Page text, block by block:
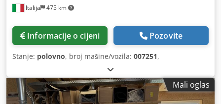
Italija 475 km
Informacije o cijeni Pozovite
Stanje: polovno, broj mašine/vozila: 007251,
Mali oglas